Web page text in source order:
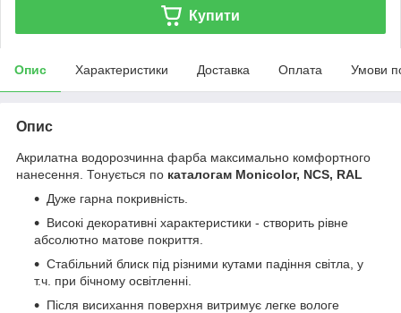
Купити
Опис Характеристики Доставка Оплата Умови
Опис
Акрилатна водорозчинна фарба максимально комфортного
нанесення. Тонується по каталогам Monicolor, NCS, RAL
Дуже гарна покривність.
Високі декоративні характеристики - створить рівне
абсолютно матове покриття.
Стабільний блиск під різними кутами падіння світла, у
т.ч. при бічному освітленні.
Після висихання поверхня витримує легке вологе